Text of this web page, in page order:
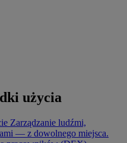
użycia
Zarządzanie ludźmi,
— z dowolnego miejsca.